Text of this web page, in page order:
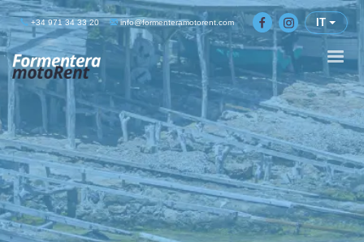
+34 971 34 33 20 info@formenteramotorent.com IT